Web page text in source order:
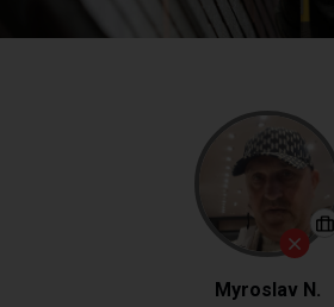
Myroslav N.